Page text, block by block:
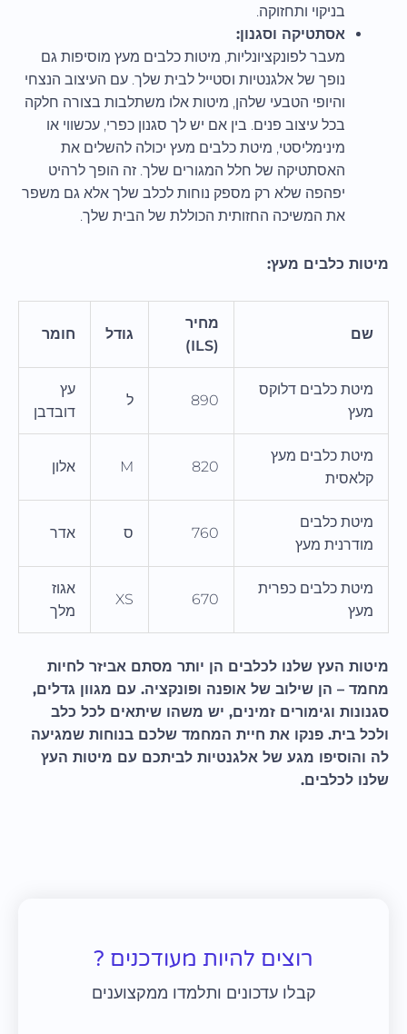
בניקוי ותחזוקה.
אסתטיקה וסגנון:
מעבר לפונקציונליות, מיטות כלבים מעץ מוסיפות גם
נופך של אלגנטיות וסטייל לבית שלך. עם העיצוב הנצחי
והיופי הטבעי שלהן, מיטות אלו משתלבות בצורה חלקה
בכל עיצוב פנים. בין אם יש לך סגנון כפרי, עכשווי או
מינימליסטי, מיטת כלבים מעץ יכולה להשלים את
האסתטיקה של חלל המגורים שלך. זה הופך לרהיט
יפהפה שלא רק מספק נוחות לכלב שלך אלא גם משפר
את המשיכה החזותית הכוללת של הבית שלך.
מיטות כלבים מעץ:
שם
מחיר
(ILS)
גודל חומר
מיטת כלבים דלוקס
מעץ
890 ל
עץ
דובדבן
מיטת כלבים מעץ
קלאסית
820
M אלון
מיטת כלבים
מודרנית מעץ
760 ס אדר
מיטת כלבים כפרית
מעץ
670
XS
אגוז
מלך
מיטות העץ שלנו לכלבים הן יותר מסתם אביזר לחיות
מחמד – הן שילוב של אופנה ופונקציה. עם מגוון גדלים,
סגנונות וגימורים זמינים, יש משהו שיתאים לכל כלב
ולכל בית. פנקו את חיית המחמד שלכם בנוחות שמגיעה
לה והוסיפו מגע של אלגנטיות לביתכם עם מיטות העץ
שלנו לכלבים.
רוצים להיות מעודכנים ?
קבלו עדכונים ותלמדו ממקצוענים